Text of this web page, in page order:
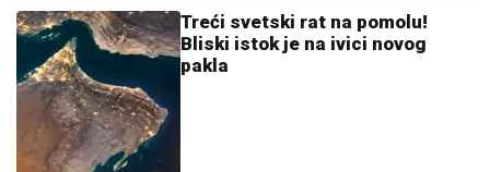
Treći svetski rat na pomolu!
Bliski istok je na ivici novog
pakla